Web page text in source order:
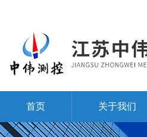
首页 关于我们